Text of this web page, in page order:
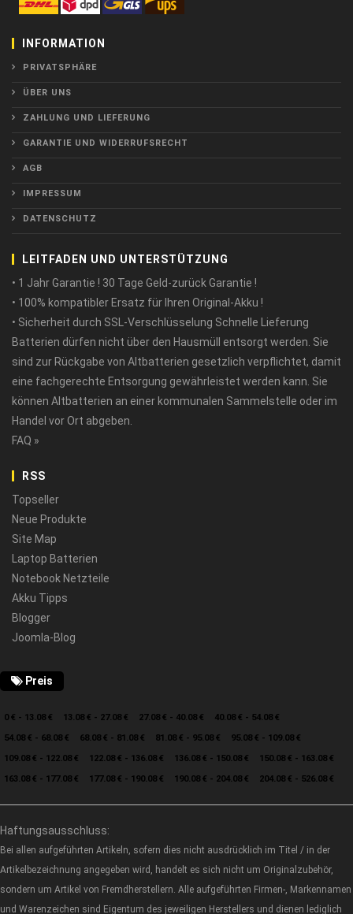
INFORMATION
PRIVATSPHÄRE
ÜBER UNS
ZAHLUNG UND LIEFERUNG
GARANTIE UND WIDERRUFSRECHT
AGB
IMPRESSUM
DATENSCHUTZ
LEITFADEN UND UNTERSTÜTZUNG
• 1 Jahr Garantie ! 30 Tage Geld-zurück Garantie !
• 100% kompatibler Ersatz für Ihren Original-Akku !
• Sicherheit durch SSL-Verschlüsselung Schnelle Lieferung
Batterien dürfen nicht über den Hausmüll entsorgt werden. Sie
sind zur Rückgabe von Altbatterien gesetzlich verpflichtet, damit
eine fachgerechte Entsorgung gewährleistet werden kann. Sie
können Altbatterien an einer kommunalen Sammelstelle oder im
Handel vor Ort abgeben.
FAQ »
RSS
Topseller
Neue Produkte
Site Map
Laptop Batterien
Notebook Netzteile
Akku Tipps
Blogger
Joomla-Blog
Preis
0 € - 13.08 € 13.08 € - 27.08 € 27.08 € - 40.08 €
40.08 € - 54.08 €
54.08 € - 68.08 €
68.08 € - 81.08 € 81.08 € - 95.08 €
95.08 € - 109.08 €
109.08 € - 122.08 €
122.08 € - 136.08 € 136.08 € - 150.08 €
150.08 € - 163.08 €
163.08 € - 177.08 €
177.08 € - 190.08 € 190.08 € - 204.08 € 204.08 € - 526.08 €
Haftungsausschluss:
Bei allen aufgeführten Artikeln, sofern dies nicht ausdrücklich im Titel / in der
Artikelbezeichnung angegeben wird, handelt es sich nicht um Originalzubehör,
sondern um Artikel von Fremdherstellern. Alle aufgeführten Firmen-, Markennamen
und Warenzeichen sind Eigentum des jeweiligen Herstellers und dienen lediglich